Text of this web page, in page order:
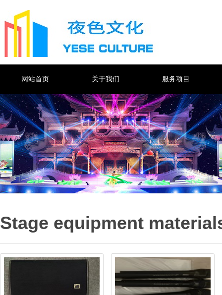
网站首页 关于我们 服务项目
Stage equipment